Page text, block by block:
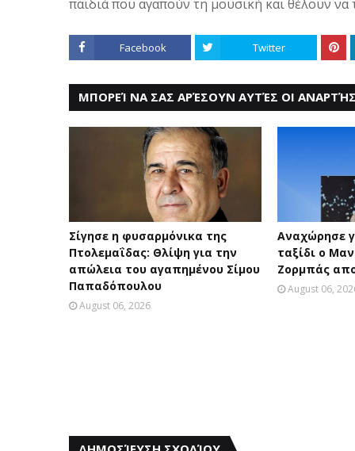
παιδιά που αγαπούν τη μουσική και θέλουν
Facebook Twitter
ΜΠΟΡΕΊ ΝΑ ΣΑΣ ΑΡΈΣΟΥΝ ΑΥΤΈΣ ΟΙ
Σίγησε η φυσαρμόνικα της
Πτολεμαΐδας: Θλίψη για την
απώλεια του αγαπημένου Σίμου
Παπαδόπουλου
August 06, 2026
Αναχώρησε
ταξίδι ο
Ζορμπάς
August 06,